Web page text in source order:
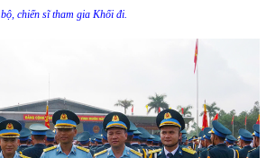
bộ, chiến sĩ tham gia Khối đi.